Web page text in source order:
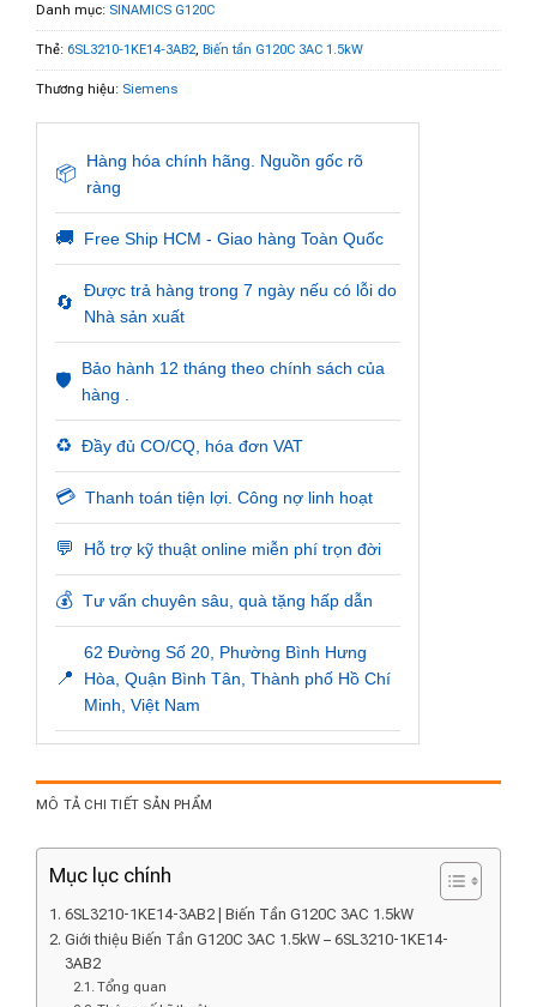
Danh mục: SINAMICS G120C
Thẻ: 6SL3210-1KE14-3AB2, Biến tần G120C 3AC 1.5kW
Thương hiệu: Siemens
📦
Hàng hóa chính hãng. Nguồn gốc rõ
ràng
🚚 Free Ship HCM - Giao hàng Toàn Quốc
🔄
Được trả hàng trong 7 ngày nếu có lỗi do
Nhà sản xuất
🛡️
Bảo hành 12 tháng theo chính sách của
hàng .
♻️ Đầy đủ CO/CQ, hóa đơn VAT
💳 Thanh toán tiện lợi. Công nợ linh hoạt
💬 Hỗ trợ kỹ thuật online miễn phí trọn đời
💰 Tư vấn chuyên sâu, quà tặng hấp dẫn
📍
62 Đường Số 20, Phường Bình Hưng
Hòa, Quận Bình Tân, Thành phố Hồ Chí
Minh, Việt Nam
MÔ TẢ CHI TIẾT SẢN PHẨM
Mục lục chính
6SL3210-1KE14-3AB2 | Biến Tần G120C 3AC 1.5kW
Giới thiệu Biến Tần G120C 3AC 1.5kW – 6SL3210-1KE14-
3AB2
Tổng quan